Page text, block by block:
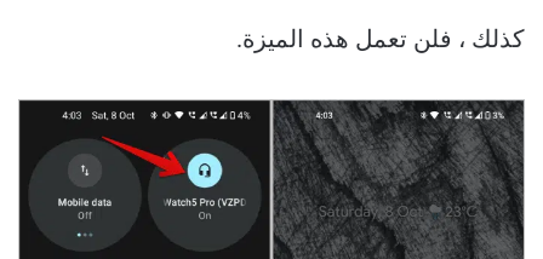
كذلك ، فلن تعمل هذه الميزة.